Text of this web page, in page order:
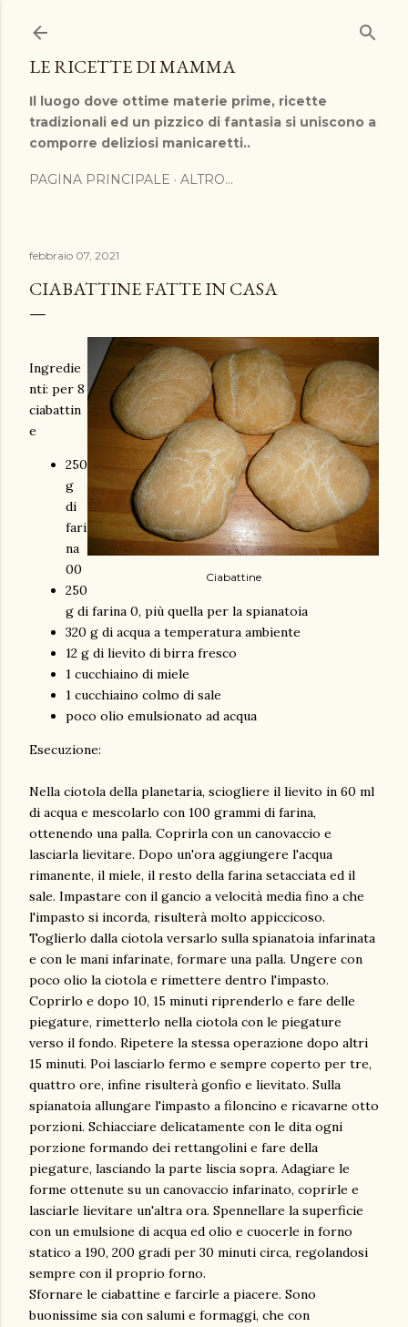
LE RICETTE DI MAMMA
Il luogo dove ottime materie prime, ricette
tradizionali ed un pizzico di fantasia si uniscono a
comporre deliziosi manicaretti..
PAGINA PRINCIPALE ALTRO…
febbraio 07, 2021
CIABATTINE FATTE IN CASA
Ciabattine
Ingredie
nti: per 8
ciabattin
e
250
g
di
fari
na
00
250
g di farina 0, più quella per la spianatoia
320 g di acqua a temperatura ambiente
12 g di lievito di birra fresco
1 cucchiaino di miele
1 cucchiaino colmo di sale
poco olio emulsionato ad acqua
Esecuzione:
Nella ciotola della planetaria, sciogliere il lievito in 60 ml
di acqua e mescolarlo con 100 grammi di farina,
ottenendo una palla. Coprirla con un canovaccio e
lasciarla lievitare. Dopo un'ora aggiungere l'acqua
rimanente, il miele, il resto della farina setacciata ed il
sale. Impastare con il gancio a velocità media fino a che
l'impasto si incorda, risulterà molto appiccicoso.
Toglierlo dalla ciotola versarlo sulla spianatoia infarinata
e con le mani infarinate, formare una palla. Ungere con
poco olio la ciotola e rimettere dentro l'impasto.
Coprirlo e dopo 10, 15 minuti riprenderlo e fare delle
piegature, rimetterlo nella ciotola con le piegature
verso il fondo. Ripetere la stessa operazione dopo altri
15 minuti. Poi lasciarlo fermo e sempre coperto per tre,
quattro ore, infine risulterà gonfio e lievitato. Sulla
spianatoia allungare l'impasto a filoncino e ricavarne otto
porzioni. Schiacciare delicatamente con le dita ogni
porzione formando dei rettangolini e fare della
piegature, lasciando la parte liscia sopra. Adagiare le
forme ottenute su un canovaccio infarinato, coprirle e
lasciarle lievitare un'altra ora. Spennellare la superficie
con un emulsione di acqua ed olio e cuocerle in forno
statico a 190, 200 gradi per 30 minuti circa, regolandosi
sempre con il proprio forno.
Sfornare le ciabattine e farcirle a piacere. Sono
buonissime sia con salumi e formaggi, che con